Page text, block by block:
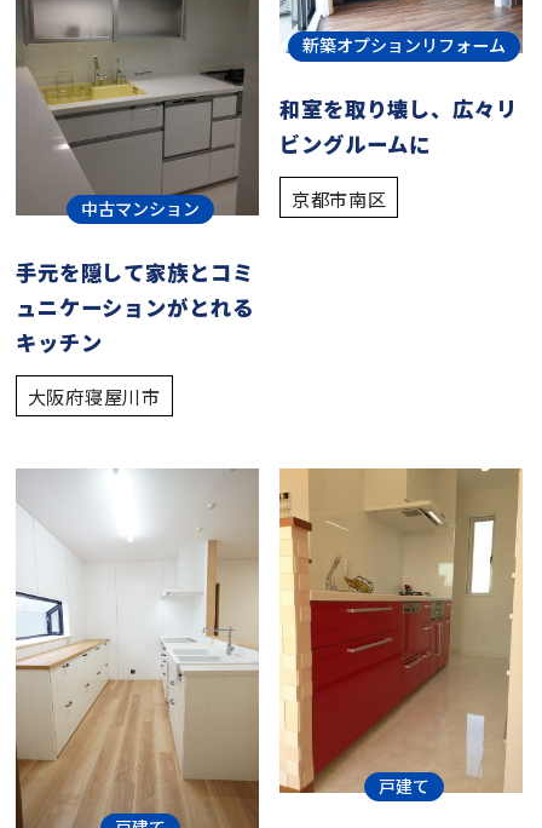
中古マンション
手元を隠して家族とコミ
ュニケーションがとれる
キッチン
大阪府寝屋川市
新築オプションリフォーム
和室を取り壊し、広々リ
ビングルームに
京都市南区
戸建て